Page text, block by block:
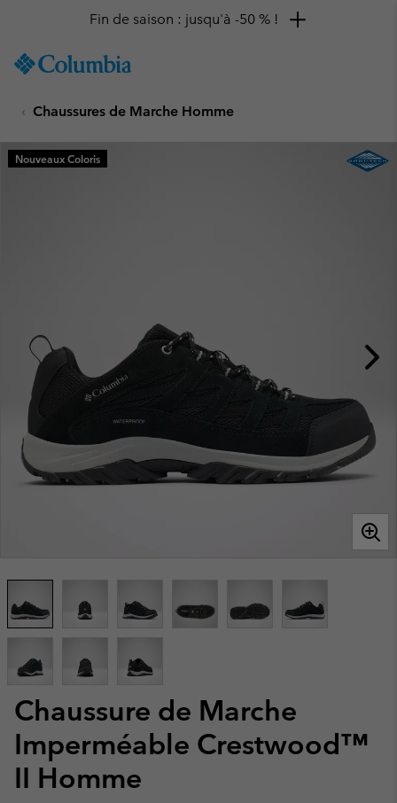
TO
SKIP
MAIN
NAV
Fin de saison : jusqu'à -50 % !
Chaussures de Marche Homme
Chaussure de Marche
Imperméable Crestwood™
II Homme
Nouveaux Coloris